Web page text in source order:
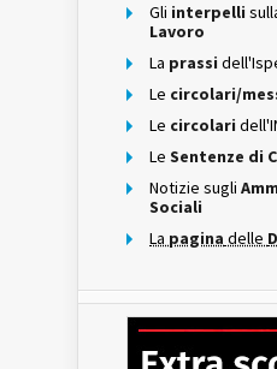
Gli interpelli
Lavoro
La prassi
Le circolari/
Le circolari
Le Sentenze di
Notizie sugli
Sociali
La pagina delle